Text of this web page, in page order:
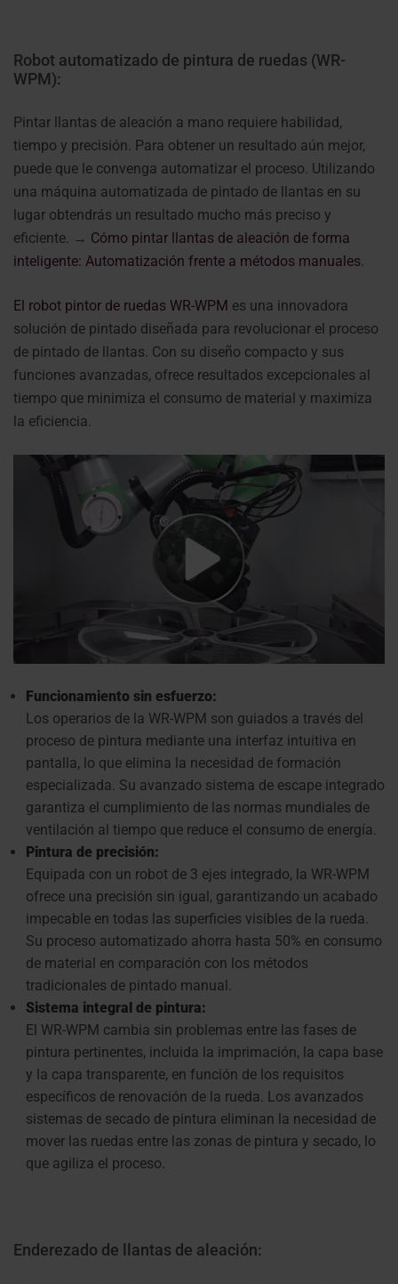
Robot automatizado de pintura de ruedas (WR-
WPM):
Pintar llantas de aleación a mano requiere habilidad,
tiempo y precisión. Para obtener un resultado aún mejor,
puede que le convenga automatizar el proceso. Utilizando
una máquina automatizada de pintado de llantas en su
lugar obtendrás un resultado mucho más preciso y
eficiente. → Cómo pintar llantas de aleación de forma
inteligente: Automatización frente a métodos manuales.
El robot pintor de ruedas WR-WPM es una innovadora
solución de pintado diseñada para revolucionar el proceso
de pintado de llantas. Con su diseño compacto y sus
funciones avanzadas, ofrece resultados excepcionales al
tiempo que minimiza el consumo de material y maximiza
la eficiencia.
Funcionamiento sin esfuerzo:
Los operarios de la WR-WPM son guiados a través del
proceso de pintura mediante una interfaz intuitiva en
pantalla, lo que elimina la necesidad de formación
especializada. Su avanzado sistema de escape integrado
garantiza el cumplimiento de las normas mundiales de
ventilación al tiempo que reduce el consumo de energía.
Pintura de precisión:
Equipada con un robot de 3 ejes integrado, la WR-WPM
ofrece una precisión sin igual, garantizando un acabado
impecable en todas las superficies visibles de la rueda.
Su proceso automatizado ahorra hasta 50% en consumo
de material en comparación con los métodos
tradicionales de pintado manual.
Sistema integral de pintura:
El WR-WPM cambia sin problemas entre las fases de
pintura pertinentes, incluida la imprimación, la capa base
y la capa transparente, en función de los requisitos
específicos de renovación de la rueda. Los avanzados
sistemas de secado de pintura eliminan la necesidad de
mover las ruedas entre las zonas de pintura y secado, lo
que agiliza el proceso.
Enderezado de llantas de aleación: